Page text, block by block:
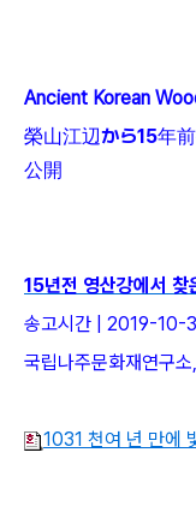
Ancient Korean
榮山江辺から15年
公開
15년전 영산강에서 찾
송고시간 | 2019-10-
국립나주문화재연구
1031 천여 년 만에